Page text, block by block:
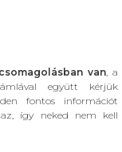
van, a
együtt kérjük
fontos információt
így neked nem kell